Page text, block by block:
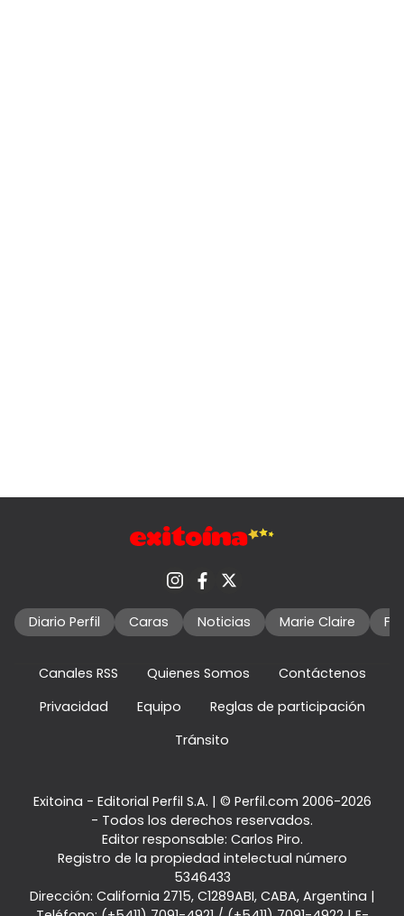
Diario Perfil Caras Noticias Marie Claire
Canales RSS Quienes Somos
Contáctenos
Privacidad
Equipo
Reglas de participación
Tránsito
Exitoina - Editorial Perfil S.A. | © Perfil.com 2006-2026
- Todos los derechos reservados.
Editor responsable: Carlos Piro.
Registro de la propiedad intelectual número
5346433
Dirección: California 2715, C1289ABI, CABA, Argentina |